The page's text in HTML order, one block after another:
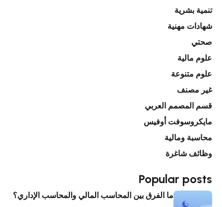
تنمية بشرية
شهادات مهنية
صحتي
علوم مالية
علوم متنوعة
غير مصنف
قسم المصمم العربي
مايكروسوفت أوفيس
محاسبة ومالية
وظائف شاغرة
Popular posts
ما الفرق بين المحاسب المالي والمحاسب الإداري؟